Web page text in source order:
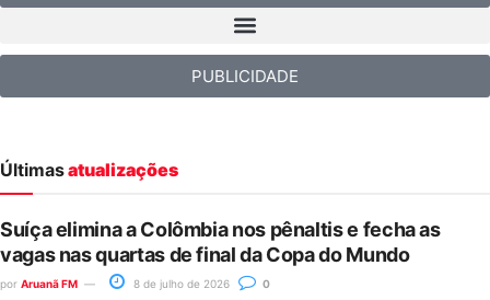
PUBLICIDADE
Últimasatualizações
Suíça elimina a Colômbia nos pênaltis e fecha as
vagas nas quartas de final da Copa do Mundo
por Aruanã FM 8 de julho de 2026 0